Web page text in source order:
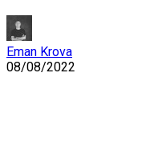
Eman Krova
08/08/2022